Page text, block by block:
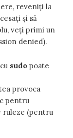
reveniți la
și să
veți primi un
denied).
sudo poate
provoca
pentru
ruleze (pentru